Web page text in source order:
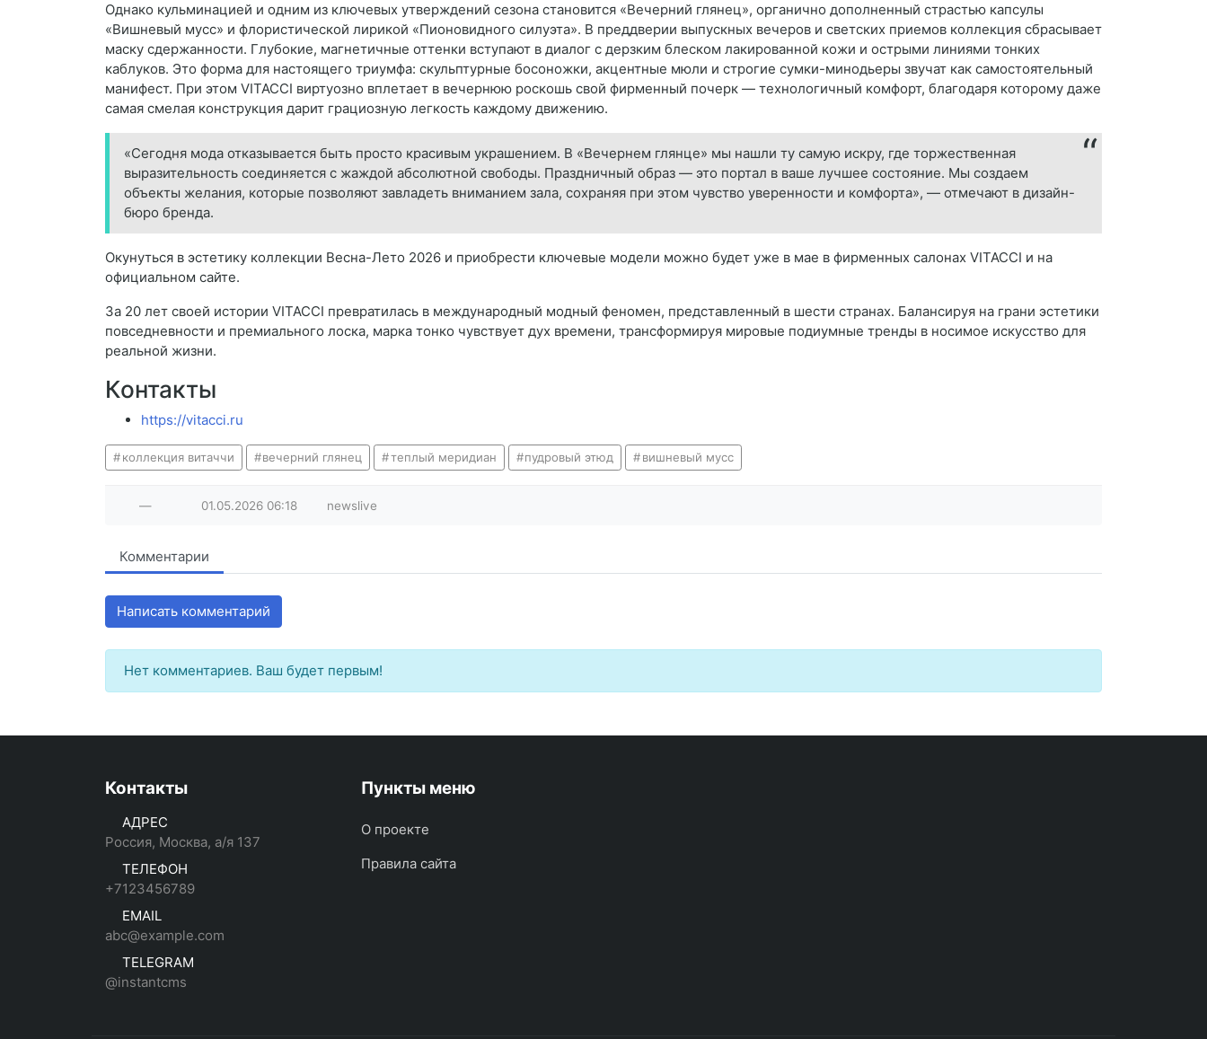
Однако кульминацией и одним из ключевых утверждений сезона становится «Вечерний глянец», органично дополненный страстью капсулы
«Вишневый мусс» и флористической лирикой «Пионовидного силуэта». В преддверии выпускных вечеров и светских приемов коллекция сбрасывает
маску сдержанности. Глубокие, магнетичные оттенки вступают в диалог с дерзким блеском лакированной кожи и острыми линиями тонких
каблуков. Это форма для настоящего триумфа: скульптурные босоножки, акцентные мюли и строгие сумки-минодьеры звучат как самостоятельный
манифест. При этом VITACCI виртуозно вплетает в вечернюю роскошь свой фирменный почерк — технологичный комфорт, благодаря которому даже
самая смелая конструкция дарит грациозную легкость каждому движению.
«Сегодня мода отказывается быть просто красивым украшением. В «Вечернем глянце» мы нашли ту самую искру, где торжественная
выразительность соединяется с жаждой абсолютной свободы. Праздничный образ — это портал в ваше лучшее состояние. Мы создаем
объекты желания, которые позволяют завладеть вниманием зала, сохраняя при этом чувство уверенности и комфорта», — отмечают в дизайн-
бюро бренда.
Окунуться в эстетику коллекции Весна-Лето 2026 и приобрести ключевые модели можно будет уже в мае в фирменных салонах VITACCI и на
официальном сайте.
За 20 лет своей истории VITACCI превратилась в международный модный феномен, представленный в шести странах. Балансируя на грани эстетики
повседневности и премиального лоска, марка тонко чувствует дух времени, трансформируя мировые подиумные тренды в носимое искусство для
реальной жизни.
Контакты
https://vitacci.ru
коллекция витаччи вечерний глянец теплый меридиан пудровый этюд вишневый мусс
— 01.05.2026 06:18 newslive
Комментарии
Написать комментарий
Нет комментариев. Ваш будет первым!
Контакты
АДРЕС
Россия, Москва, а/я 137
ТЕЛЕФОН
+7123456789
EMAIL
abc@example.com
TELEGRAM
@instantcms
Пункты меню
О проекте
Правила сайта